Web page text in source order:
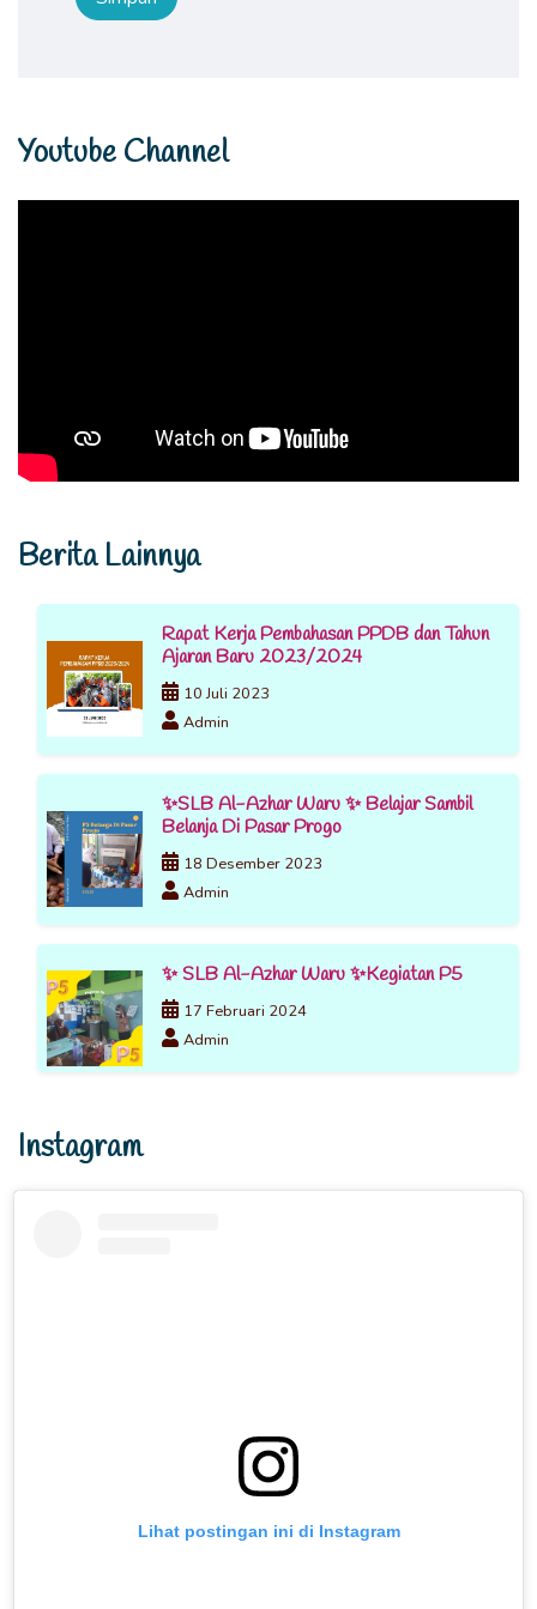
Youtube Channel
Berita Lainnya
Rapat Kerja Pembahasan PPDB dan Tahun
Ajaran Baru 2023/2024
10 Juli 2023
Admin
✨SLB Al-Azhar Waru ✨ Belajar Sambil
Belanja Di Pasar Progo
18 Desember 2023
Admin
✨ SLB Al-Azhar Waru ✨Kegiatan P5
17 Februari 2024
Admin
Instagram
Lihat postingan ini di Instagram